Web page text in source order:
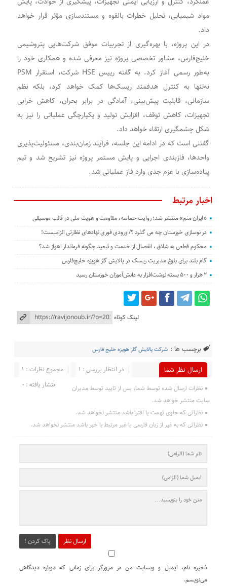
مواد شیمیایی، تحلیل خطرات بالقوه و مستندسازی مؤثر قرار خواهد
داد.
در این پروژه، با بهره‌گیری از تجربیات موفق شرکت‌هایی پتروشیمی
خلیج‌فارس، مشاور تخصصی پروژه نیز معرفی شده و همکاری خود را
به‌طور رسمی آغاز کرد. به گفته رییس HSE شرکت، استقرار PSM
نه‌تنها به کنترل هدفمند ریسک‌ها کمک خواهد کرد، بلکه نظم
سازمانی، قابلیت پیش‌بینی، آمادگی در برابر بحران، کاهش خرابی
تجهیزات، کاهش توقف، افزایش تولید و یکپارچگی عملیاتی را نیز به
شکل چشمگیری ارتقاء خواهد داد.
گفتنی است که در ادامه این جلسه، فرآیند زمان‌بندی، مسئولیت‌پذیری
واحدها، فازبندی اجرایی و پایش مستمر پروژه نیز تشریح شد و تیم
پیاده‌سازی با عزم جدی وارد فاز عملیاتی شد.
اخبار مرتبط
«ایران منم» منتشر شد؛ روایت حماسه، مقاومت و هویت ملی در قالب موسیقی
در نوسازی خوزستان چه می گذرد ؟/ ورودی فوری نهادهای نظارتی الزامیست!
محکوم قطعی به شلاق ، انفصال از خدمت و تبعید چگونه فرماندار اهواز شد؟
گام بلند برای بلوغ مدیریت ریسک در پالایش گاز هویزه خلیج‌فارس
۲ هزار و ۵۰۰ بسته نوشت‌افزار به دانش‌آموزان خوزستان رسید
لینک کوتاه
برچسب ها : شرکت پالایش گاز هویزه خلیج فارس
ارسال نظر شما مجموع نظرات : 1
در انتظار بررسی : 1
انتشار یافته : 0
نظرات ارسال شده توسط شما، پس از تایید توسط مدیران
سایت منتشر خواهد شد.
نظراتی که حاوی تهمت یا افترا باشد منتشر نخواهد شد.
نظراتی که به غیر از زبان فارسی یا غیر مرتبط با خبر باشد منتشر نخواهد شد.
ارسال نظر پاک کردن !
ذخیره نام، ایمیل و وبسایت من در مرورگر برای زمانی که دوباره دیدگاهی
می‌نویسم.